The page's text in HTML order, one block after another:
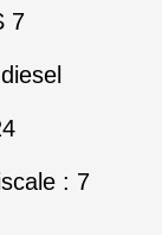
7
: 7